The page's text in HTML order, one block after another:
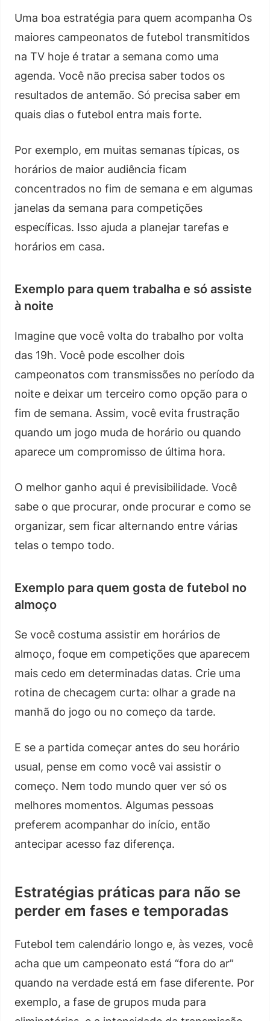
Uma boa estratégia para quem acompanha Os
maiores campeonatos de futebol transmitidos
na TV hoje é tratar a semana como uma
agenda. Você não precisa saber todos os
resultados de antemão. Só precisa saber em
quais dias o futebol entra mais forte.
Por exemplo, em muitas semanas típicas, os
horários de maior audiência ficam
concentrados no fim de semana e em algumas
janelas da semana para competições
específicas. Isso ajuda a planejar tarefas e
horários em casa.
Exemplo para quem trabalha e só assiste
à noite
Imagine que você volta do trabalho por volta
das 19h. Você pode escolher dois
campeonatos com transmissões no período da
noite e deixar um terceiro como opção para o
fim de semana. Assim, você evita frustração
quando um jogo muda de horário ou quando
aparece um compromisso de última hora.
O melhor ganho aqui é previsibilidade. Você
sabe o que procurar, onde procurar e como se
organizar, sem ficar alternando entre várias
telas o tempo todo.
Exemplo para quem gosta de futebol no
almoço
Se você costuma assistir em horários de
almoço, foque em competições que aparecem
mais cedo em determinadas datas. Crie uma
rotina de checagem curta: olhar a grade na
manhã do jogo ou no começo da tarde.
E se a partida começar antes do seu horário
usual, pense em como você vai assistir o
começo. Nem todo mundo quer ver só os
melhores momentos. Algumas pessoas
preferem acompanhar do início, então
antecipar acesso faz diferença.
Estratégias práticas para não se
perder em fases e temporadas
Futebol tem calendário longo e, às vezes, você
acha que um campeonato está “fora do ar”
quando na verdade está em fase diferente. Por
exemplo, a fase de grupos muda para